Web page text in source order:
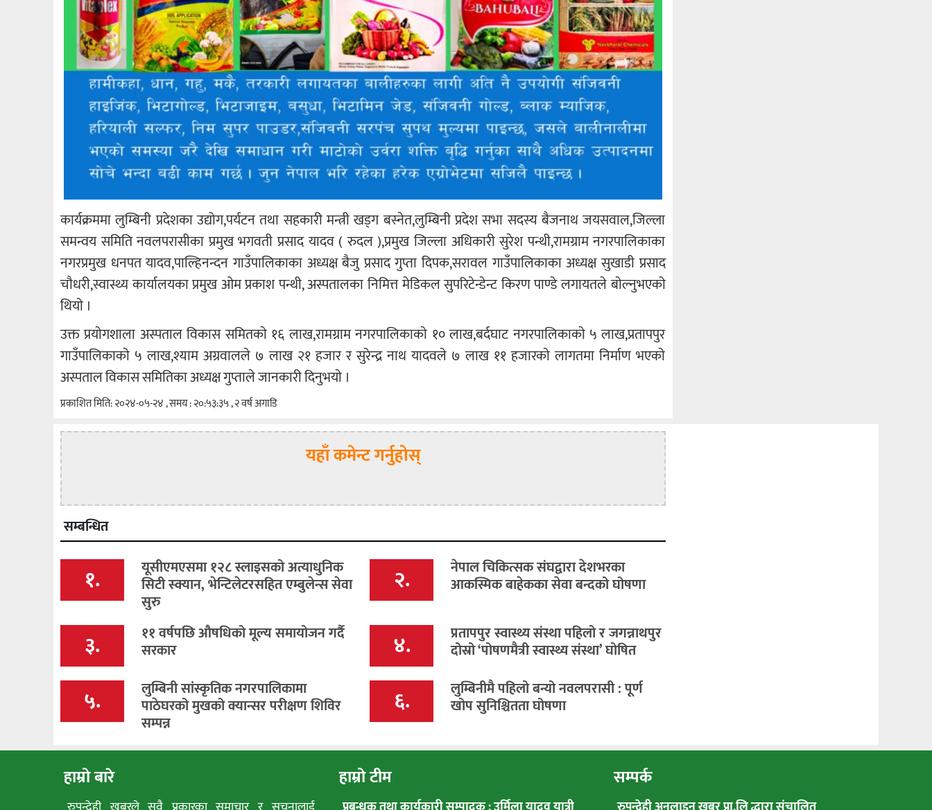
कार्यक्रममा लुम्बिनी प्रदेशका उद्योग,पर्यटन तथा सहकारी मन्त्री खड्ग बस्नेत,लुम्बिनी प्रदेश सभा सदस्य बैजनाथ जयसवाल,जिल्ला
समन्वय समिति नवलपरासीका प्रमुख भगवती प्रसाद यादव ( रुदल ),प्रमुख जिल्ला अधिकारी सुरेश पन्थी,रामग्राम नगरपालिकाका
नगरप्रमुख धनपत यादव,पाल्हिनन्दन गाउँपालिकाका अध्यक्ष बैजु प्रसाद गुप्ता दिपक,सरावल गाउँपालिकाका अध्यक्ष सुखाडी प्रसाद
चाैधरी,स्वास्थ्य कार्यालयका प्रमुख ओम प्रकाश पन्थी, अस्पतालका निमित्त मेडिकल सुपरिटेन्डेन्ट किरण पाण्डे लगायतले बाेल्नुभएकाे
थियाे ।
उक्त प्रयाेगशाला अस्पताल विकास समितकाे १६ लाख,रामग्राम नगरपालिकाकाे १० लाख,बर्दघाट नगरपालिकाकाे ५ लाख,प्रतापपुर
गाउँपालिकाकाे ५ लाख,श्याम अग्रवालले ७ लाख २१ हजार र सुरेन्द्र नाथ यादवले ७ लाख ११ हजारकाे लागतमा निर्माण भएकाे
अस्पताल विकास समितिका अध्यक्ष गुप्ताले जानकारी दिनुभयाे ।
प्रकाशित मिति: २०२४-०५-२४ , समय : २०:५३:३५ , २ वर्ष अगाडि
यहाँ कमेन्ट गर्नुहोस्
सम्बन्धित
१. यूसीएमएसमा १२८ स्लाइसको अत्याधुनिक
सिटी स्क्यान, भेन्टिलेटरसहित एम्बुलेन्स सेवा
सुरु
२. नेपाल चिकित्सक संघद्वारा देशभरका
आकस्मिक बाहेकका सेवा बन्दको घोषणा
३. ११ वर्षपछि औषधिको मूल्य समायोजन गर्दै
सरकार ४. प्रतापपुर स्वास्थ्य संस्था पहिलो र जगन्नाथपुर
दोस्रो ‘पोषणमैत्री स्वास्थ्य संस्था’ घोषित
५. लुम्बिनी सांस्कृतिक नगरपालिकामा
पाठेघरको मुखको क्यान्सर परीक्षण शिविर
सम्पन्न
६. लुम्बिनीमै पहिलो बन्यो नवलपरासी : पूर्ण
खोप सुनिश्चितता घोषणा
हाम्रो बारे हाम्रो टीम सम्पर्क